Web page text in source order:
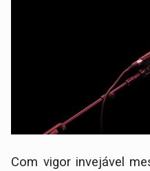
Com vigor invejável